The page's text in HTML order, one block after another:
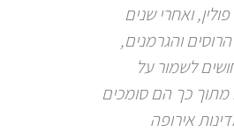
ואחרי שנים
והגרמנים,
לשמור על
כך הם סומכים
אירופה